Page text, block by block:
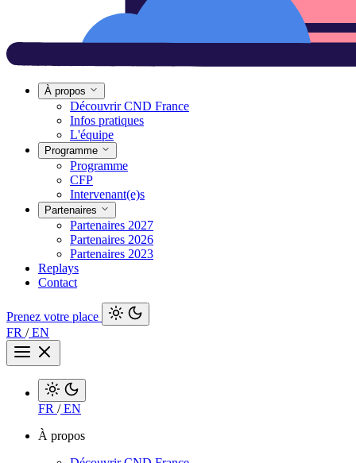
À propos
Découvrir CND France
Infos pratiques
L'équipe
Programme
Programme
CFP
Intervenant(e)s
Partenaires
Partenaires 2027
Partenaires 2026
Partenaires 2023
Replays
Contact
Prenez votre place
FR /EN
FR /EN
À propos